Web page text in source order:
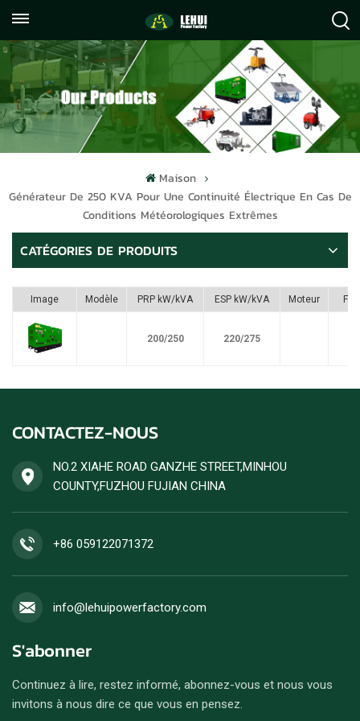
059122071372
info@lehuipowerfactory.com
Maison
Générateur De 250 KVA Pour Une Continuité Électrique En Cas De
Conditions Météorologiques Extrêmes
CATÉGORIES DE PRODUITS
Image Modèle PRP kW/kVA ESP kW/kVA Moteur
200/250 220/275
CONTACTEZ-NOUS
NO.2 XIAHE ROAD GANZHE STREET,MINHOU
COUNTY,FUZHOU FUJIAN CHINA
+86 059122071372
info@lehuipowerfactory.com
S'abonner
Continuez à lire, restez informé, abonnez-vous et nous vous
invitons à nous dire ce que vous en pensez.